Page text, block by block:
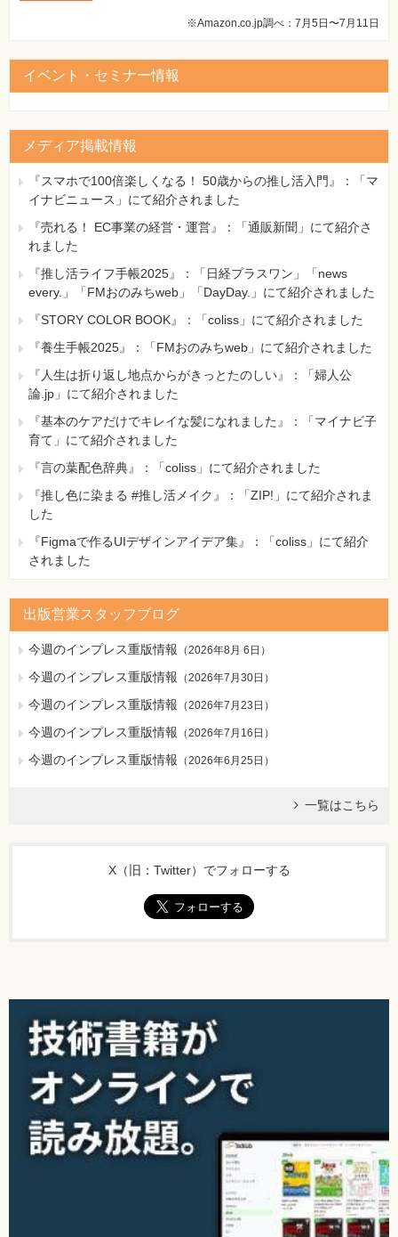
※Amazon.co.jp調べ：7月5日〜7月11日
イベント・セミナー情報
メディア掲載情報
『スマホで100倍楽しくなる！ 50歳からの推し活入門』：「マ
イナビニュース」にて紹介されました
『売れる！ EC事業の経営・運営』：「通販新聞」にて紹介さ
れました
『推し活ライフ手帳2025』：「日経プラスワン」「news
every.」「FMおのみちweb」「DayDay.」にて紹介されました
『STORY COLOR BOOK』：「coliss」にて紹介されました
『養生手帳2025』：「FMおのみちweb」にて紹介されました
『人生は折り返し地点からがきっとたのしい』：「婦人公
論.jp」にて紹介されました
『基本のケアだけでキレイな髪になれました』：「マイナビ子
育て」にて紹介されました
『言の葉配色辞典』：「coliss」にて紹介されました
『推し色に染まる #推し活メイク』：「ZIP!」にて紹介されま
した
『Figmaで作るUIデザインアイデア集』：「coliss」にて紹介
されました
出版営業スタッフブログ
今週のインプレス重版情報 （2026年8月 6日 ）
今週のインプレス重版情報 （2026年7月30日 ）
今週のインプレス重版情報 （2026年7月23日 ）
今週のインプレス重版情報 （2026年7月16日 ）
今週のインプレス重版情報 （2026年6月25日 ）
一覧はこちら
X（旧：Twitter）でフォローする